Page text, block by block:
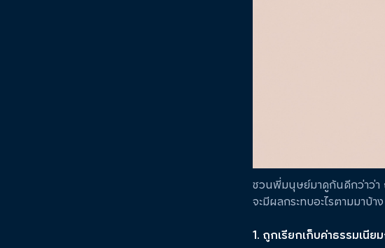
ชวนพี่มนุษย์มาดูกันดีกว่าว่า
จะมีผลกระทบอะไรตามมาบ้าง
1. ถูกเรียกเก็บค่าธรรมเนีย